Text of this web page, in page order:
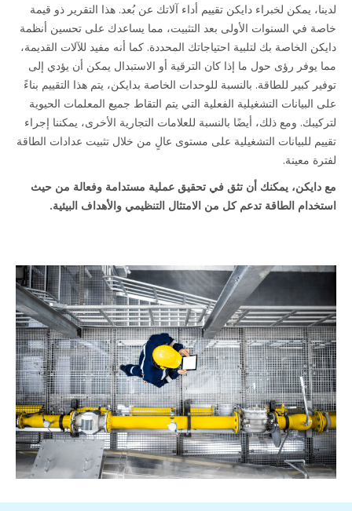
لدينا، يمكن لخبراء دايكن تقييم أداء آلاتك عن بُعد. هذا التقرير ذو قيمة
خاصة في السنوات الأولى بعد التثبيت، مما يساعدك على تحسين أنظمة
دايكن الخاصة بك لتلبية احتياجاتك المحددة. كما أنه مفيد للآلات القديمة،
مما يوفر رؤى حول ما إذا كان الترقية أو الاستبدال يمكن أن يؤدي إلى
توفير كبير للطاقة. بالنسبة للوحدات الخاصة بدايكن، يتم هذا التقييم بناءً
على البيانات التشغيلية الفعلية التي يتم التقاط جميع المعلمات الحيوية
لتركيبك. ومع ذلك، أيضًا بالنسبة للعلامات التجارية الأخرى، يمكننا إجراء
تقييم للبيانات التشغيلية على مستوى عالٍ من خلال تثبيت عدادات الطاقة
لفترة معينة.
مع دايكن، يمكنك أن تثق في تحقيق عملية مستدامة وفعالة من حيث
استخدام الطاقة تدعم كل من الامتثال التنظيمي والأهداف البيئية.